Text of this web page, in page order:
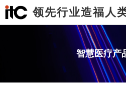
领先行业造福人
智慧医疗产